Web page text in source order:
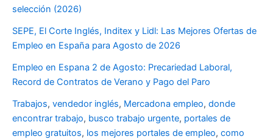
selección (2026)
SEPE, El Corte Inglés, Inditex y Lidl: Las Mejores Ofertas de
Empleo en España para Agosto de 2026
Empleo en Espana 2 de Agosto: Precariedad Laboral,
Record de Contratos de Verano y Pago del Paro
Trabajos, vendedor inglés, Mercadona empleo, donde
encontrar trabajo, busco trabajo urgente, portales de
empleo gratuitos, los mejores portales de empleo, como